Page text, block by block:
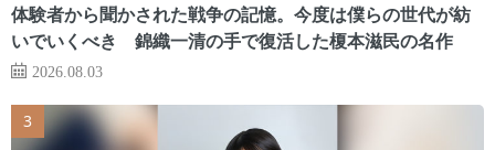
体験者から聞かされた戦争の記憶。今度は僕らの世代が紡
いでいくべき 錦織一清の手で復活した榎本滋民の名作
2026.08.03